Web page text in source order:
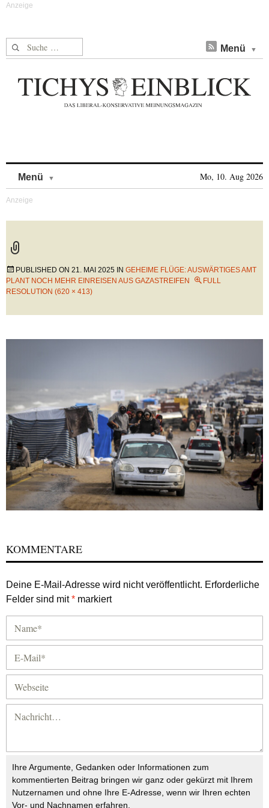
Suche nach: Menü
Menü Mo, 10. Aug 2026
PUBLISHED ON 21. MAI 2025 IN GEHEIME FLÜGE: AUSWÄRTIGES AMT
PLANT NOCH MEHR EINREISEN AUS GAZASTREIFEN
FULL
RESOLUTION (620 × 413)
KOMMENTARE
Deine E-Mail-Adresse wird nicht veröffentlicht. Erforderliche
Felder sind mit* markiert
Ihre Argumente, Gedanken oder Informationen zum
kommentierten Beitrag bringen wir ganz oder gekürzt mit Ihrem
Nutzernamen und ohne Ihre E-Adresse, wenn wir Ihren echten
Vor- und Nachnamen erfahren.